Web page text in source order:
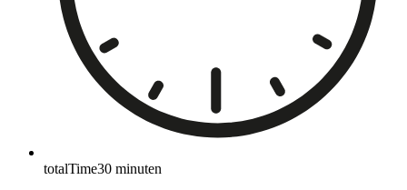
totalTime30 minuten